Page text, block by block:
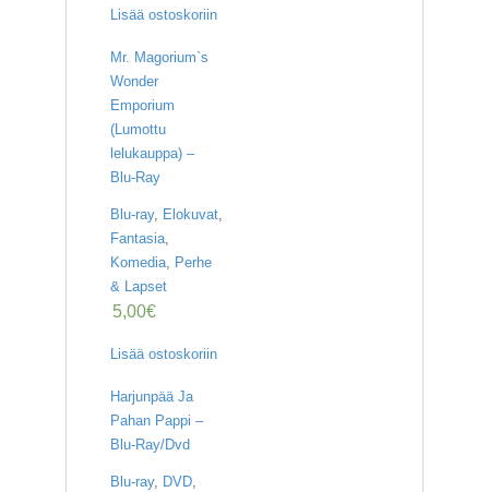
Lisää ostoskoriin
Mr. Magorium`s
Wonder
Emporium
(Lumottu
lelukauppa) –
Blu-Ray
Blu-ray, Elokuvat,
Fantasia,
Komedia, Perhe
& Lapset
5,00€
Lisää ostoskoriin
Harjunpää Ja
Pahan Pappi –
Blu-Ray/Dvd
Blu-ray, DVD,